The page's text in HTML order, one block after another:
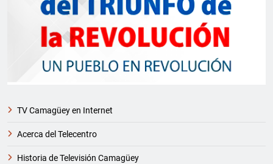
TV Camagüey en Internet
Acerca del Telecentro
Historia de Televisión Camagüey